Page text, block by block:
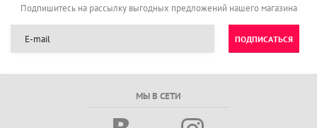
Подпишитесь на рассылку выгодных предложений нашего магазина
ПОДПИСАТЬСЯ
МЫ В СЕТИ